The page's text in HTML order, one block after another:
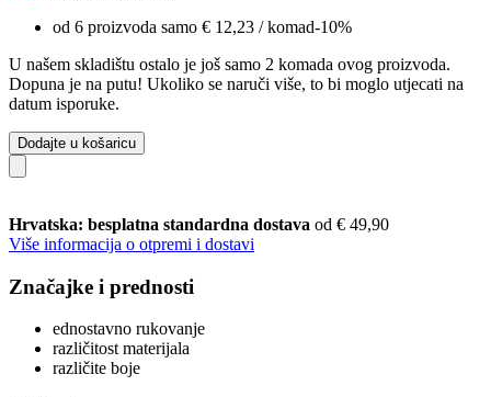
od 6 proizvoda samo € 12,23 / komad-10%
U našem skladištu ostalo je još samo 2 komada ovog proizvoda.
Dopuna je na putu! Ukoliko se naruči više, to bi moglo utjecati na
datum isporuke.
Dodajte u košaricu
Hrvatska: besplatna standardna dostava od € 49,90
Više informacija o otpremi i dostavi
Značajke i prednosti
ednostavno rukovanje
različitost materijala
različite boje